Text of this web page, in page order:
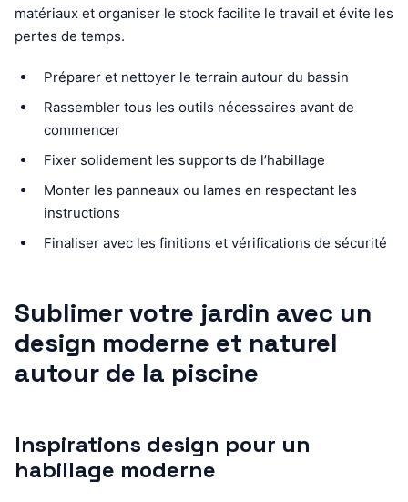
matériaux et organiser le stock facilite le travail et évite les
pertes de temps.
Préparer et nettoyer le terrain autour du bassin
Rassembler tous les outils nécessaires avant de
commencer
Fixer solidement les supports de l’habillage
Monter les panneaux ou lames en respectant les
instructions
Finaliser avec les finitions et vérifications de sécurité
Sublimer votre jardin avec un
design moderne et naturel
autour de la piscine
Inspirations design pour un
habillage moderne